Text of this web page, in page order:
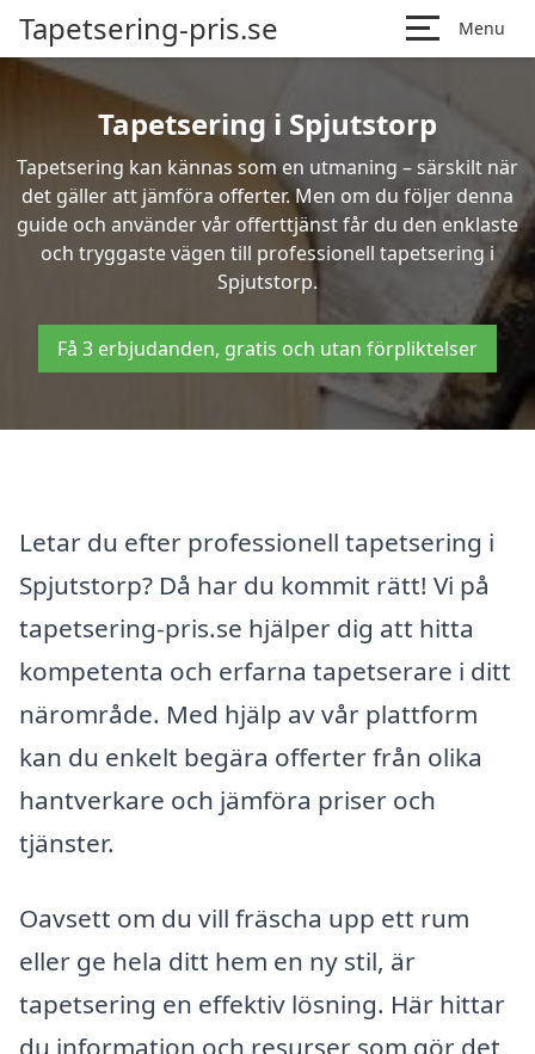
Tapetsering-pris.se Menu
Tapetsering i Spjutstorp
Tapetsering kan kännas som en utmaning – särskilt när
det gäller att jämföra offerter. Men om du följer denna
guide och använder vår offerttjänst får du den enklaste
och tryggaste vägen till professionell tapetsering i
Spjutstorp.
Få 3 erbjudanden, gratis och utan förpliktelser
Letar du efter professionell tapetsering i
Spjutstorp? Då har du kommit rätt! Vi på
tapetsering-pris.se hjälper dig att hitta
kompetenta och erfarna tapetserare i ditt
närområde. Med hjälp av vår plattform
kan du enkelt begära offerter från olika
hantverkare och jämföra priser och
tjänster.
Oavsett om du vill fräscha upp ett rum
eller ge hela ditt hem en ny stil, är
tapetsering en effektiv lösning. Här hittar